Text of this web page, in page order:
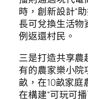
時，創新設計“
長可兌換生活
例返還村民。
三是打造共享
有的農家樂小院
畝，在10畝家
在構建“可玩可